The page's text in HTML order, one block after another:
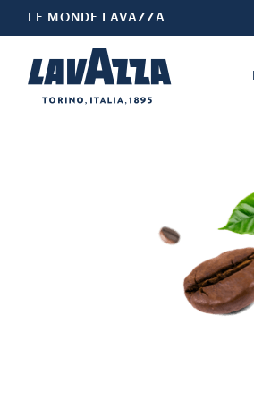
LE MONDE LAVAZZA